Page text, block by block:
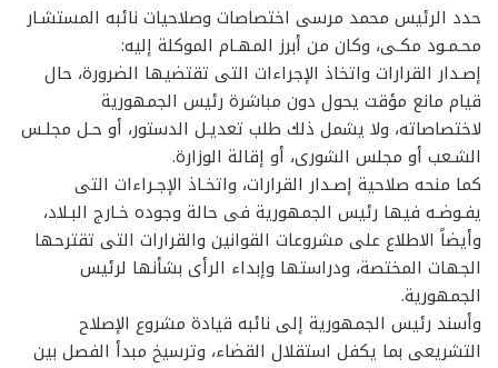
حدد الرئيس محمد مرسى اختصاصات وصلاحيات نائبه المستشـار
محـمـود مكـى، وكان من أبرز المهـام الموكلة إليه:
إصـدار القرارات واتخاذ الإجراءات التى تقتضيها الضرورة، حال
قيام مانع مؤقت يحول دون مباشرة رئيس الجمهورية
لاختصاصاته، ولا يشمل ذلك طلب تعديـل الدستور، أو حـل مجلـس
الشـعب أو مجلس الشورى، أو إقالة الوزارة.
كما منحه صلاحية إصـدار القرارات، واتخـاذ الإجـراءات التى
يفـوضـه فيها رئيس الجمهورية فى حالة وجوده خـارج البـلاد،
وأيضاً الاطلاع على مشروعات القوانين والقرارات التى تقترحها
الجهات المختصة، ودراستها وإبداء الرأى بشأنها لرئيس
الجمهورية.
وأسند رئيس الجمهورية إلى نائبه قيادة مشروع الإصلاح
التشريعى بما يكفل استقلال القضاء، وترسيخ مبدأ الفصل بين